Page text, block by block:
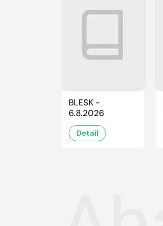
BLESK -
6.8.2026
Detail